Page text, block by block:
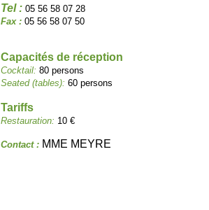
Tel : 05 56 58 07 28
Fax : 05 56 58 07 50
Capacités de réception
Cocktail: 80 persons
Seated (tables): 60 persons
Tariffs
Restauration: 10 €
Contact : MME MEYRE